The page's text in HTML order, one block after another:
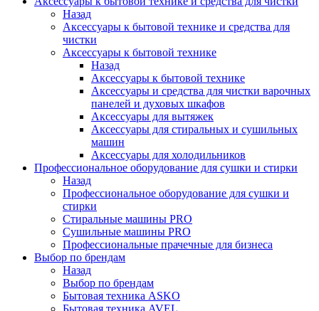
Назад
Аксессуары к бытовой технике и средства для
чистки
Аксессуары к бытовой технике
Назад
Аксессуары к бытовой технике
Аксессуары и средства для чистки варочных
панелей и духовых шкафов
Аксессуары для вытяжек
Аксессуары для стиральных и сушильных
машин
Аксессуары для холодильников
Профессиональное оборудование для сушки и стирки
Назад
Профессиональное оборудование для сушки и
стирки
Стиральные машины PRO
Сушильные машины PRO
Профессиональные прачечные для бизнеса
Выбор по брендам
Назад
Выбор по брендам
Бытовая техника ASKO
Бытовая техника AVEL